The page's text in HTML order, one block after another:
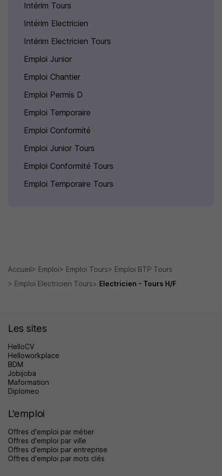
Intérim Tours
Intérim Electricien
Intérim Electricien Tours
Emploi Junior
Emploi Chantier
Emploi Permis D
Emploi Temporaire
Emploi Conformité
Emploi Junior Tours
Emploi Conformité Tours
Emploi Temporaire Tours
Accueil Emploi Emploi Tours
Emploi BTP Tours
Emploi Electricien Tours
Electricien - Tours H/F
Les sites
HelloCV
Helloworkplace
BDM
Jobijoba
Maformation
Diplomeo
L'emploi
Offres d'emploi par métier
Offres d'emploi par ville
Offres d'emploi par entreprise
Offres d'emploi par mots clés